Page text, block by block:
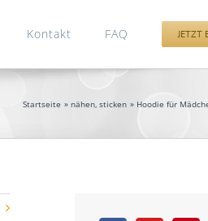
Kontakt FAQ JETZT
Startseite nähen sticken Hoodie für